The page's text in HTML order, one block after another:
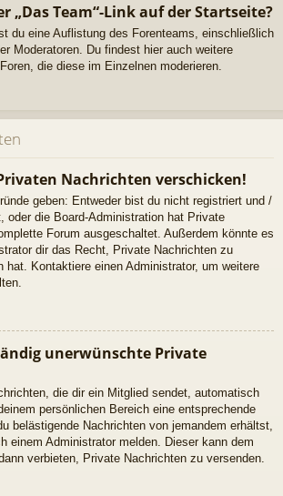
„Das Team“-Link auf der Startseite?
du eine Auflistung des Forenteams, einschließlich
Moderatoren. Du findest hier auch weitere
die diese im Einzelnen moderieren.
Nachrichten verschicken!
geben: Entweder bist du nicht registriert und /
oder die Board-Administration hat Private
Forum ausgeschaltet. Außerdem könnte es
dir das Recht, Private Nachrichten zu
hat. Kontaktiere einen Administrator, um weitere
unerwünschte Private
die dir ein Mitglied sendet, automatisch
persönlichen Bereich eine entsprechende
belästigende Nachrichten von jemandem erhältst,
einem Administrator melden. Dieser kann dem
verbieten, Private Nachrichten zu versenden.